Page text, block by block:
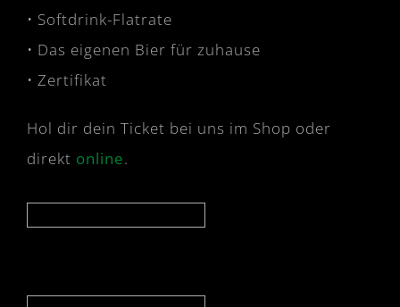
• Softdrink-Flatrate
• Das eigenen Bier für zuhause
• Zertifikat
Hol dir dein Ticket bei uns im Shop oder
direkt online.